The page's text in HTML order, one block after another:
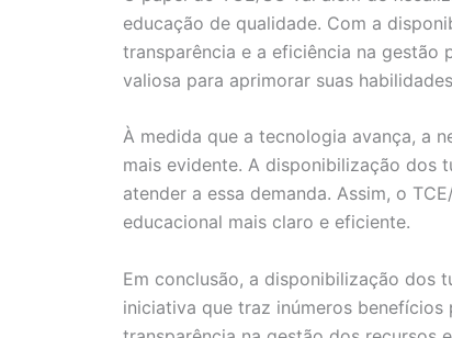
educação de qualidade. Com a
transparência e a eficiência na gestão
valiosa para aprimorar suas
À medida que a tecnologia avança, a
mais evidente. A disponibilização dos
atender a essa demanda. Assim, o
educacional mais claro e eficiente.
Em conclusão, a disponibilização dos
iniciativa que traz inúmeros